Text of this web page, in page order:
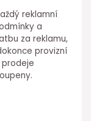
reklamní
a
za reklamu,
provizní